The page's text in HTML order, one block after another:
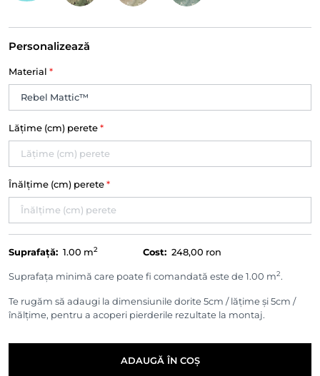
Personalizează
Material *
Lățime (cm) perete *
Înălțime (cm) perete *
Suprafață: 1.00 m2 Cost: 248,00 ron
Suprafața minimă care poate fi comandată este de 1.00 m2.
Te rugăm să adaugi la dimensiunile dorite 5cm / lățime și 5cm /
înălțime, pentru a acoperi pierderile rezultate la montaj.
ADAUGĂ ÎN COȘ